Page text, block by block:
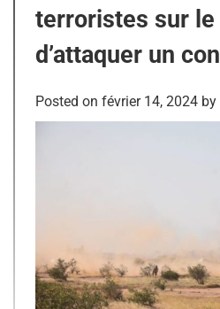
terroristes sur
d’attaquer un
Posted on février 14, 2024 by